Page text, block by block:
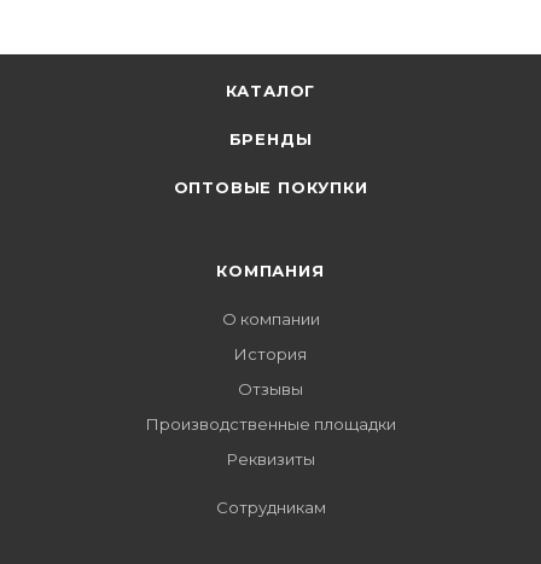
КАТАЛОГ
БРЕНДЫ
ОПТОВЫЕ ПОКУПКИ
КОМПАНИЯ
О компании
История
Отзывы
Производственные площадки
Реквизиты
Сотрудникам